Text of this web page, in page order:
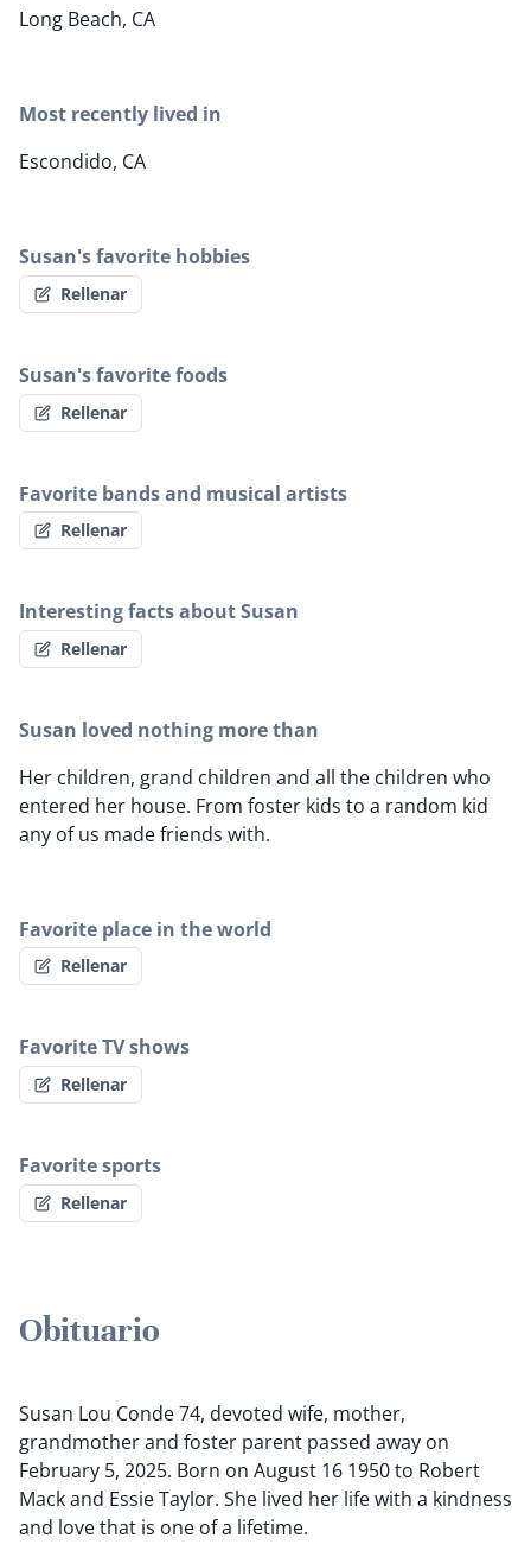
Long Beach, CA
Most recently lived in
Escondido, CA
Susan's favorite hobbies
Rellenar
Susan's favorite foods
Rellenar
Favorite bands and musical artists
Rellenar
Interesting facts about Susan
Rellenar
Susan loved nothing more than
Her children, grand children and all the children who
entered her house. From foster kids to a random kid
any of us made friends with.
Favorite place in the world
Rellenar
Favorite TV shows
Rellenar
Favorite sports
Rellenar
Obituario
Susan Lou Conde 74, devoted wife, mother,
grandmother and foster parent passed away on
February 5, 2025. Born on August 16 1950 to Robert
Mack and Essie Taylor. She lived her life with a kindness
and love that is one of a lifetime.